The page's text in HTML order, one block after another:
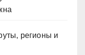
регионы и